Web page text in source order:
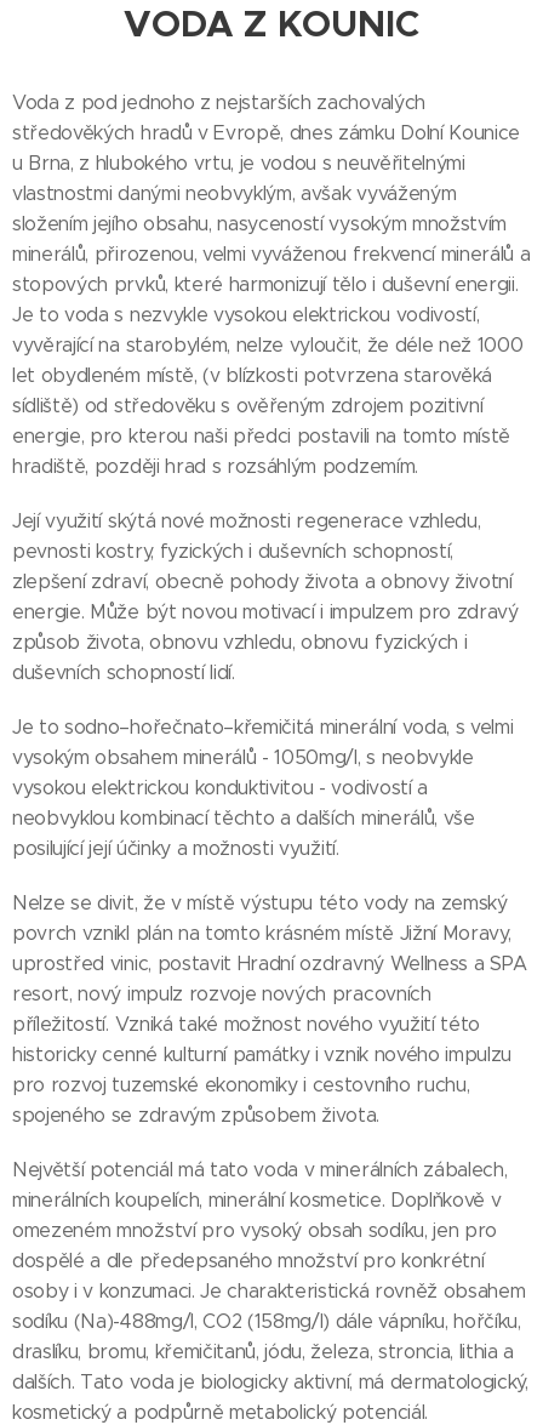
VODA Z KOUNIC
Voda z pod jednoho z nejstarších zachovalých
středověkých hradů v Evropě, dnes zámku Dolní Kounice
u Brna, z hlubokého vrtu, je vodou s neuvěřitelnými
vlastnostmi danými neobvyklým, avšak vyváženým
složením jejího obsahu, nasyceností vysokým množstvím
minerálů, přirozenou, velmi vyváženou frekvencí minerálů a
stopových prvků, které harmonizují tělo i duševní energii.
Je to voda s nezvykle vysokou elektrickou vodivostí,
vyvěrající na starobylém, nelze vyloučit, že déle než 1000
let obydleném místě, (v blízkosti potvrzena starověká
sídliště) od středověku s ověřeným zdrojem pozitivní
energie, pro kterou naši předci postavili na tomto místě
hradiště, později hrad s rozsáhlým podzemím.
Její využití skýtá nové možnosti regenerace vzhledu,
pevnosti kostry, fyzických i duševních schopností,
zlepšení zdraví, obecně pohody života a obnovy životní
energie. Může být novou motivací i impulzem pro zdravý
způsob života, obnovu vzhledu, obnovu fyzických i
duševních schopností lidí.
Je to sodno–hořečnato–křemičitá minerální voda, s velmi
vysokým obsahem minerálů - 1050mg/l, s neobvykle
vysokou elektrickou konduktivitou - vodivostí a
neobvyklou kombinací těchto a dalších minerálů, vše
posilující její účinky a možnosti využití.
Nelze se divit, že v místě výstupu této vody na zemský
povrch vznikl plán na tomto krásném místě Jižní Moravy,
uprostřed vinic, postavit Hradní ozdravný Wellness a SPA
resort, nový impulz rozvoje nových pracovních
příležitostí. Vzniká také možnost nového využití této
historicky cenné kulturní památky i vznik nového impulzu
pro rozvoj tuzemské ekonomiky i cestovního ruchu,
spojeného se zdravým způsobem života.
Největší potenciál má tato voda v minerálních zábalech,
minerálních koupelích, minerální kosmetice. Doplňkově v
omezeném množství pro vysoký obsah sodíku, jen pro
dospělé a dle předepsaného množství pro konkrétní
osoby i v konzumaci. Je charakteristická rovněž obsahem
sodíku (Na)-488mg/l, CO2 (158mg/l) dále vápníku, hořčíku,
draslíku, bromu, křemičitanů, jódu, železa, stroncia, lithia a
dalších. Tato voda je biologicky aktivní, má dermatologický,
kosmetický a podpůrně metabolický potenciál.